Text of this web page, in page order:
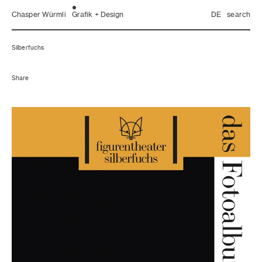
Chasper Würmli Grafik + Design search
DE
Silberfuchs
Share